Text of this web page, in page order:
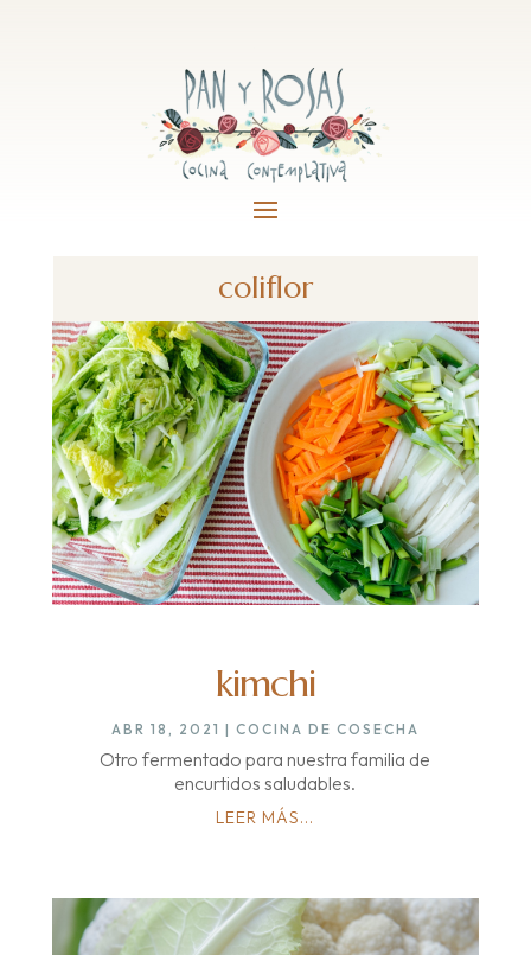
coliflor
kimchi
ABR 18, 2021 | COCINA DE COSECHA
Otro fermentado para nuestra familia de
encurtidos saludables.
LEER MÁS...